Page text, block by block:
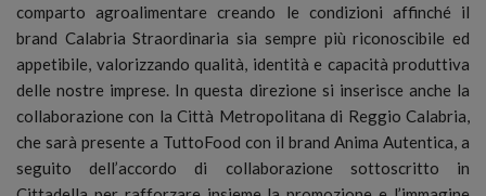
comparto agroalimentare creando le condizioni affinché il
brand Calabria Straordinaria sia sempre più riconoscibile ed
appetibile, valorizzando qualità, identità e capacità produttiva
delle nostre imprese. In questa direzione si inserisce anche la
collaborazione con la Città Metropolitana di Reggio Calabria,
che sarà presente a TuttoFood con il brand Anima Autentica, a
seguito dell’accordo di collaborazione sottoscritto in